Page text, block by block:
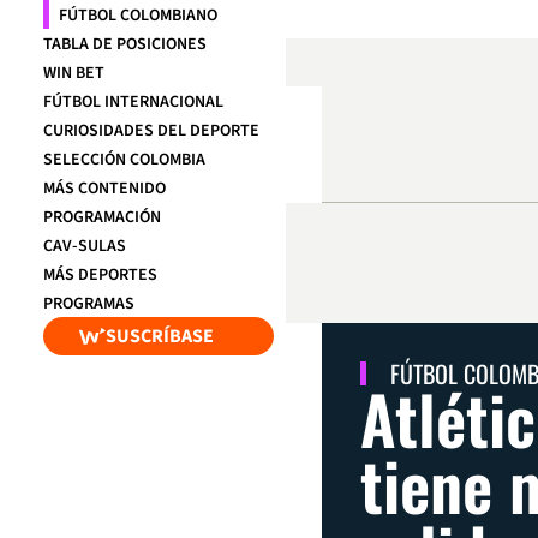
FÚTBOL COLOMBIANO
TABLA DE POSICIONES
WIN BET
FÚTBOL INTERNACIONAL
CURIOSIDADES DEL DEPORTE
SELECCIÓN COLOMBIA
MÁS CONTENIDO
PROGRAMACIÓN
CAV-SULAS
MÁS DEPORTES
PROGRAMAS
SUSCRÍBASE
FÚTBOL
tiene